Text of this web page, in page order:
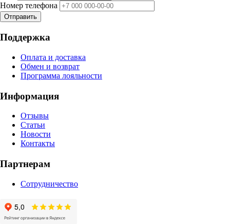
Номер телефона
Отправить
Поддержка
Оплата и доставка
Обмен и возврат
Программа лояльности
Информация
Отзывы
Статьи
Новости
Контакты
Партнерам
Сотрудничество